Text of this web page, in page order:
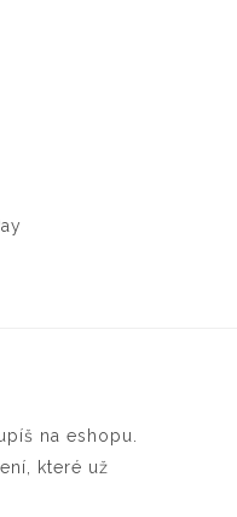
na eshopu.
které už